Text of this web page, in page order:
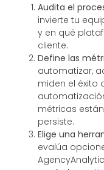
Audita el
invierte tu
y en qué
cliente.
Define las
automatizar,
miden el éxito
métricas
persiste.
Elige una
evalúa